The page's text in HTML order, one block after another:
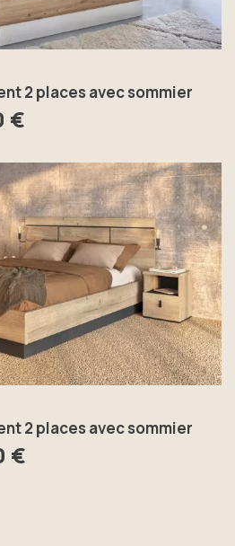
2 places avec sommier
€
2 places avec sommier
€